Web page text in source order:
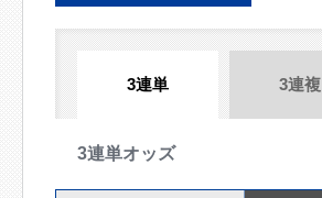
3連単 3連複
3連単オッズ